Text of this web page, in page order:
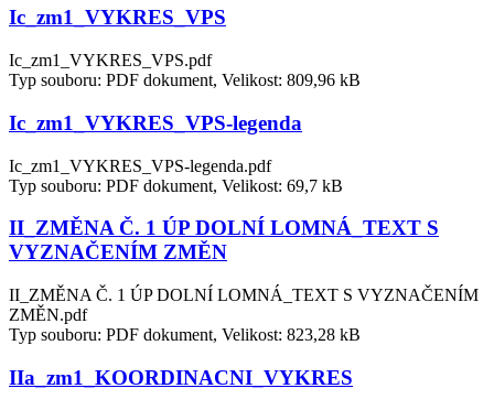
Ic_zm1_VYKRES_VPS
Ic_zm1_VYKRES_VPS.pdf
Typ souboru: PDF dokument, Velikost: 809,96 kB
Ic_zm1_VYKRES_VPS-legenda
Ic_zm1_VYKRES_VPS-legenda.pdf
Typ souboru: PDF dokument, Velikost: 69,7 kB
II_ZMĚNA Č. 1 ÚP DOLNÍ LOMNÁ_TEXT S
VYZNAČENÍM ZMĚN
II_ZMĚNA Č. 1 ÚP DOLNÍ LOMNÁ_TEXT S VYZNAČENÍM
ZMĚN.pdf
Typ souboru: PDF dokument, Velikost: 823,28 kB
IIa_zm1_KOORDINACNI_VYKRES